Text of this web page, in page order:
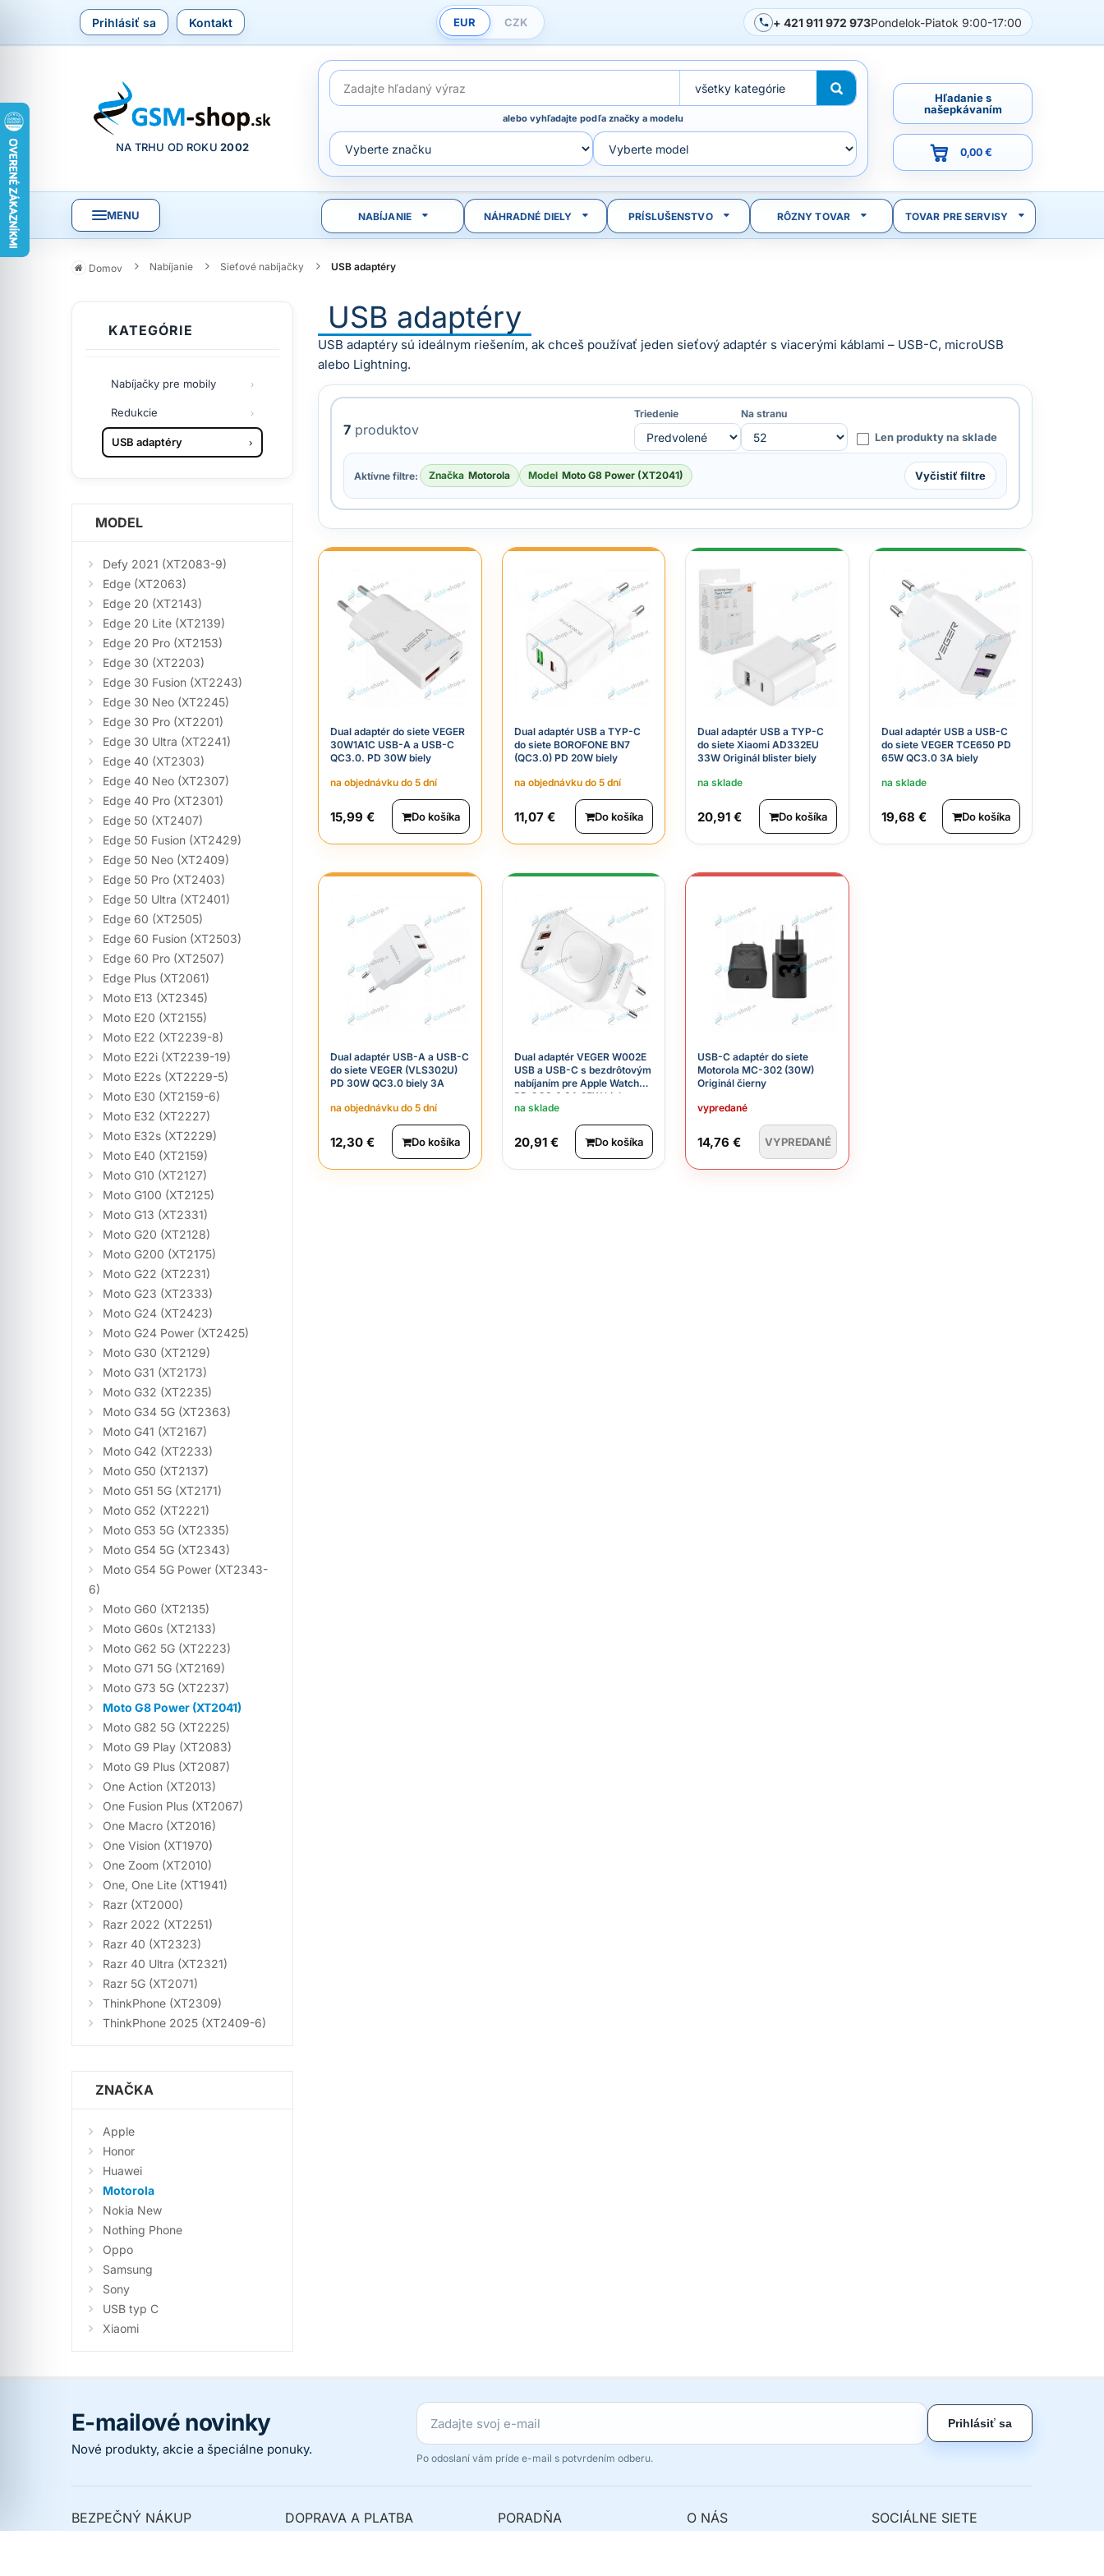
Prihlásiť sa Kontakt EUR CZK + 421 911 972 973Pondelok-Piatok 9:00-17:00
NA TRHU OD ROKU2002
alebo vyhľadajte podľa značky a modelu
Hľadanie s
našepkávaním
0,00 €
MENU NABÍJANIE NÁHRADNÉ DIELY PRÍSLUŠENSTVO RÔZNY TOVAR TOVAR PRE SERVISY
Domov Nabíjanie Sieťové nabíjačky USB adaptéry
KATEGÓRIE
Nabíjačky pre mobily
Redukcie
USB adaptéry
MODEL
Defy 2021 (XT2083-9)
Edge (XT2063)
Edge 20 (XT2143)
Edge 20 Lite (XT2139)
Edge 20 Pro (XT2153)
Edge 30 (XT2203)
Edge 30 Fusion (XT2243)
Edge 30 Neo (XT2245)
Edge 30 Pro (XT2201)
Edge 30 Ultra (XT2241)
Edge 40 (XT2303)
Edge 40 Neo (XT2307)
Edge 40 Pro (XT2301)
Edge 50 (XT2407)
Edge 50 Fusion (XT2429)
Edge 50 Neo (XT2409)
Edge 50 Pro (XT2403)
Edge 50 Ultra (XT2401)
Edge 60 (XT2505)
Edge 60 Fusion (XT2503)
Edge 60 Pro (XT2507)
Edge Plus (XT2061)
Moto E13 (XT2345)
Moto E20 (XT2155)
Moto E22 (XT2239-8)
Moto E22i (XT2239-19)
Moto E22s (XT2229-5)
Moto E30 (XT2159-6)
Moto E32 (XT2227)
Moto E32s (XT2229)
Moto E40 (XT2159)
Moto G10 (XT2127)
Moto G100 (XT2125)
Moto G13 (XT2331)
Moto G20 (XT2128)
Moto G200 (XT2175)
Moto G22 (XT2231)
Moto G23 (XT2333)
Moto G24 (XT2423)
Moto G24 Power (XT2425)
Moto G30 (XT2129)
Moto G31 (XT2173)
Moto G32 (XT2235)
Moto G34 5G (XT2363)
Moto G41 (XT2167)
Moto G42 (XT2233)
Moto G50 (XT2137)
Moto G51 5G (XT2171)
Moto G52 (XT2221)
Moto G53 5G (XT2335)
Moto G54 5G (XT2343)
Moto G54 5G Power (XT2343-
6)
Moto G60 (XT2135)
Moto G60s (XT2133)
Moto G62 5G (XT2223)
Moto G71 5G (XT2169)
Moto G73 5G (XT2237)
Moto G8 Power (XT2041)
Moto G82 5G (XT2225)
Moto G9 Play (XT2083)
Moto G9 Plus (XT2087)
One Action (XT2013)
One Fusion Plus (XT2067)
One Macro (XT2016)
One Vision (XT1970)
One Zoom (XT2010)
One, One Lite (XT1941)
Razr (XT2000)
Razr 2022 (XT2251)
Razr 40 (XT2323)
Razr 40 Ultra (XT2321)
Razr 5G (XT2071)
ThinkPhone (XT2309)
ThinkPhone 2025 (XT2409-6)
ZNAČKA
Apple
Honor
Huawei
Motorola
Nokia New
Nothing Phone
Oppo
Samsung
Sony
USB typ C
Xiaomi
USB adaptéry
USB adaptéry sú ideálnym riešením, ak chceš používať jeden sieťový adaptér s viacerými káblami – USB-C, microUSB
alebo Lightning.
7 produktov
Triedenie Na stranu
Len produkty na sklade
Aktívne filtre: Značka Motorola Model Moto G8 Power (XT2041) Vyčistiť filtre
Dual adaptér do siete VEGER
30W1A1C USB-A a USB-C
QC3.0. PD 30W biely
na objednávku do 5 dní
15,99 € Do košíka
Dual adaptér USB a TYP-C
do siete BOROFONE BN7
(QC3.0) PD 20W biely
na objednávku do 5 dní
11,07 € Do košíka
Dual adaptér USB a TYP-C
do siete Xiaomi AD332EU
33W Originál blister biely
na sklade
20,91 € Do košíka
Dual adaptér USB a USB-C
do siete VEGER TCE650 PD
65W QC3.0 3A biely
na sklade
19,68 € Do košíka
Dual adaptér USB-A a USB-C
do siete VEGER (VLS302U)
PD 30W QC3.0 biely 3A
na objednávku do 5 dní
12,30 € Do košíka
Dual adaptér VEGER W002E
USB a USB-C s bezdrôtovým
nabíjaním pre Apple Watch
PD QC3.0 3A 25W biely
na sklade
20,91 € Do košíka
USB-C adaptér do siete
Motorola MC-302 (30W)
Originál čierny
vypredané
14,76 € VYPREDANÉ
E-mailové novinky
Nové produkty, akcie a špeciálne ponuky.
Prihlásiť sa
Po odoslaní vám príde e-mail s potvrdením odberu.
BEZPEČNÝ NÁKUP DOPRAVA A PLATBA PORADŇA O NÁS SOCIÁLNE SIETE